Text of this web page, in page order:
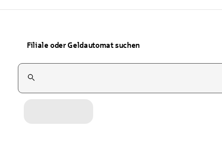
Filiale oder Geldautomat suchen
Suchfeld